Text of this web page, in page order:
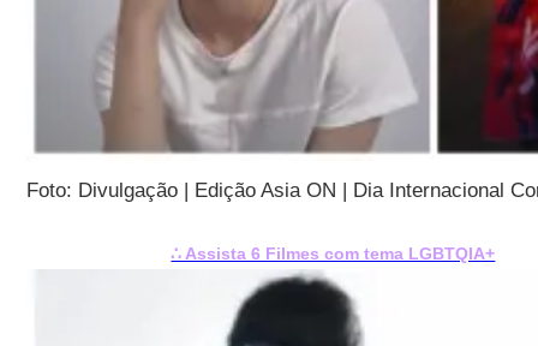
Foto: Divulgação | Edição Asia ON | Dia Internacional
∴ Assista 6 Filmes com tema LGBTQIA+